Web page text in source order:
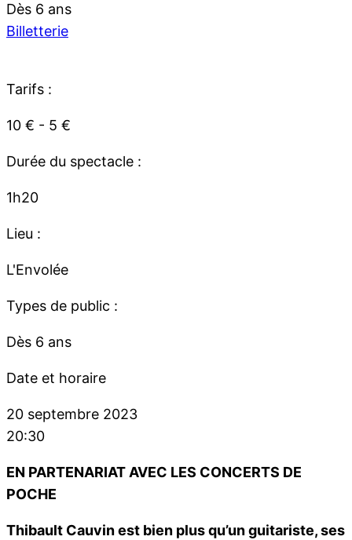
Dès 6 ans
Billetterie
Tarifs :
10 € - 5 €
Durée du spectacle :
1h20
Lieu :
L'Envolée
Types de public :
Dès 6 ans
Date et horaire
20 septembre 2023
20:30
EN PARTENARIAT AVEC LES CONCERTS DE
POCHE
Thibault Cauvin est bien plus qu’un guitariste, ses